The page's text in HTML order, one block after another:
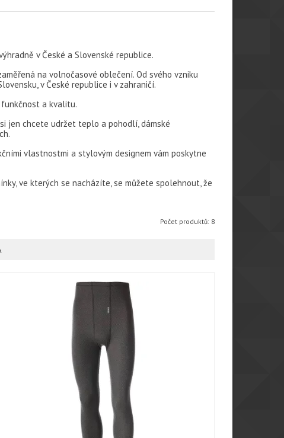
v České a Slovenské republice.
na volnočasové oblečení. Od svého vzniku
v České republice i v zahraničí.
a kvalitu.
jen chcete udržet teplo a pohodlí, dámské
vlastnostmi a stylovým designem vám poskytne
ve kterých se nacházíte, se můžete spolehnout, že
Počet produktů: 8